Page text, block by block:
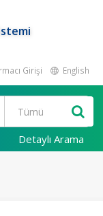
Girişi English
Detaylı Arama